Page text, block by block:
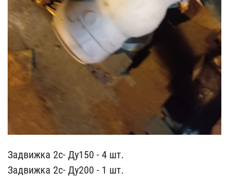
Задвижка 2с- Ду150 - 4 ш​т.
Задвижка 2с- Ду200 - ​1 шт.